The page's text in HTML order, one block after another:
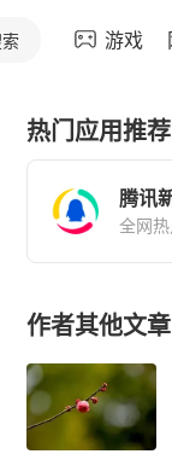
游戏
热门应用推荐
腾讯
全网
作者其他文章